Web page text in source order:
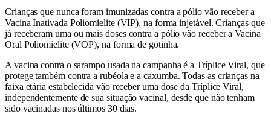
Crianças que nunca foram imunizadas contra a pólio vão receber a
Vacina Inativada Poliomielite (VIP), na forma injetável. Crianças que
já receberam uma ou mais doses contra a pólio vão receber a Vacina
Oral Poliomielite (VOP), na forma de gotinha.
A vacina contra o sarampo usada na campanha é a Tríplice Viral, que
protege também contra a rubéola e a caxumba. Todas as crianças na
faixa etária estabelecida vão receber uma dose da Tríplice Viral,
independentemente de sua situação vacinal, desde que não tenham
sido vacinadas nos últimos 30 dias.